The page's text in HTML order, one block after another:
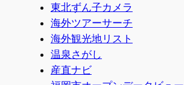
東北ずん子カメラ
海外ツアーサーチ
海外観光地リスト
温泉さがし
産直ナビ